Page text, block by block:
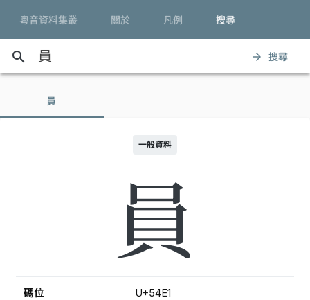
粵音資料集叢 關於 凡例 搜尋
search arrow_forward 搜尋
員
一般資料
員
碼位 U+54E1